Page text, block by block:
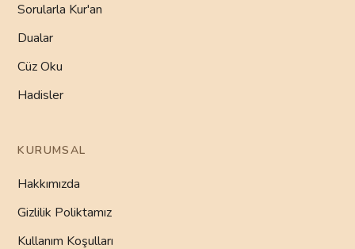
Sorularla Kur'an
Dualar
Cüz Oku
Hadisler
KURUMSAL
Hakkımızda
Gizlilik Poliktamız
Kullanım Koşulları